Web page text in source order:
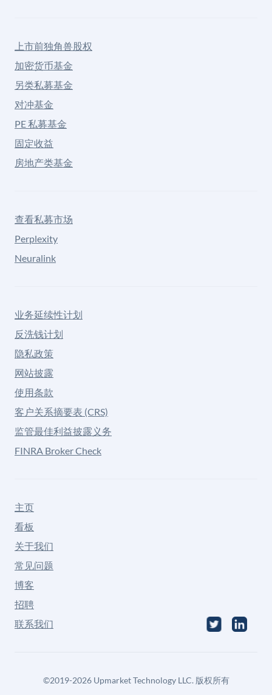
上市前独角兽股权
加密货币基金
另类私募基金
对冲基金
PE 私募基金
固定收益
房地产类基金
查看私募市场
Perplexity
Neuralink
业务延续性计划
反洗钱计划
隐私政策
网站披露
使用条款
客户关系摘要表 (CRS)
监管最佳利益披露义务
FINRA Broker Check
主页
看板
关于我们
常见问题
博客
招聘
联系我们
©2019-2026Upmarket Technology LLC. 版权所有